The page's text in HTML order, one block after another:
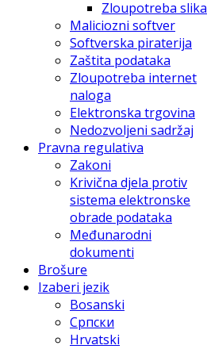
Zloupotreba slika
Maliciozni softver
Softverska piraterija
Zaštita podataka
Zloupotreba internet
naloga
Elektronska trgovina
Nedozvoljeni sadržaj
Pravna regulativa
Zakoni
Krivična djela protiv
sistema elektronske
obrade podataka
Međunarodni
dokumenti
Brošure
Izaberi jezik
Bosanski
Српски
Hrvatski